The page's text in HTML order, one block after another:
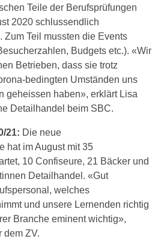
Teile der Berufsprüfungen
2020 schlussendlich
Zum Teil mussten die Events
Budgets etc.). «Wir
Betrieben, dass sie trotz
bedingten Umständen uns
geheissen haben», erklärt Lisa
Detailhandel beim SBC.
21: Die neue
hat im August mit 35
10 Confiseure, 21 Bäcker und
Detailhandel. «Gut
welches
und unsere Lernenden richtig
Branche eminent wichtig»,
dem ZV.